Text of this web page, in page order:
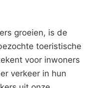
groeien, is de
toeristische
voor inwoners
verkeer in hun